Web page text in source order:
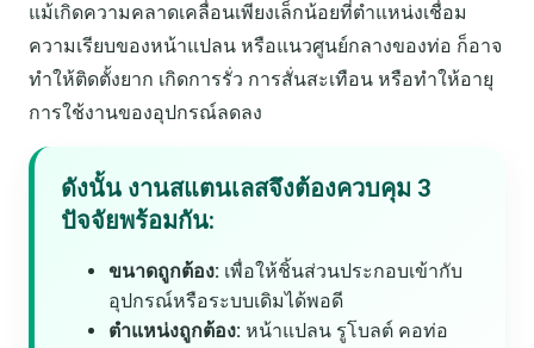
แม้เกิดความคลาดเคลื่อนเพียงเล็กน้อยที่ตำแหน่งเชื่อม
ความเรียบของหน้าแปลน หรือแนวศูนย์กลางของท่อ ก็อาจ
ทำให้ติดตั้งยาก เกิดการรั่ว การสั่นสะเทือน หรือทำให้อายุ
การใช้งานของอุปกรณ์ลดลง
ดังนั้น งานสแตนเลสจึงต้องควบคุม 3
ปัจจัยพร้อมกัน:
ขนาดถูกต้อง: เพื่อให้ชิ้นส่วนประกอบเข้ากับ
อุปกรณ์หรือระบบเดิมได้พอดี
ตำแหน่งถูกต้อง: หน้าแปลน รูโบลต์ คอท่อ